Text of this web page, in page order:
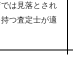
は見落とされ
つ査定士が適